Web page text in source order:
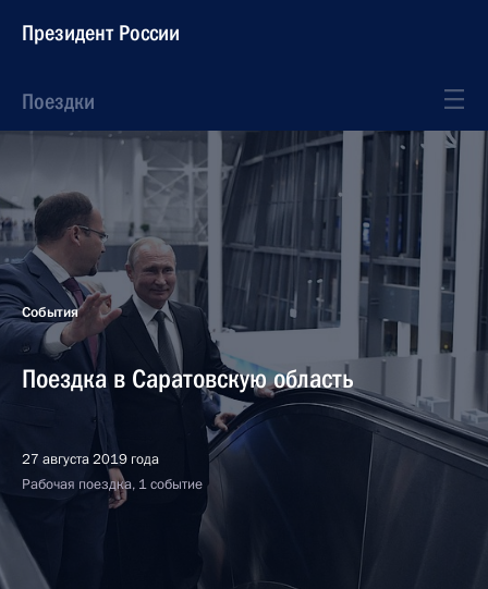
Президент России
Поездки
События
Поездка в Саратовскую область
27 августа 2019 года
Рабочая поездка, 1 событие